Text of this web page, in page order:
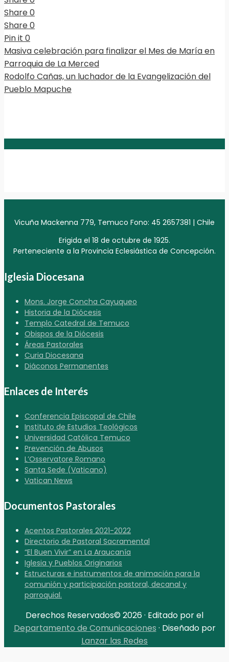
Share0
Share0
Pin it 0
Masiva celebración para finalizar el Mes de María en
Parroquia de La Merced
Rodolfo Cañas, un luchador de la Evangelización del
Pueblo Mapuche
Vicuña Mackenna 779, Temuco Fono: 45 2657381 | Chile
Erigida el 18 de octubre de 1925.
Perteneciente a la Provincia Eclesiástica de Concepción.
Iglesia Diocesana
Mons. Jorge Concha Cayuqueo
Historia de la Diócesis
Templo Catedral de Temuco
Obispos de la Diócesis
Áreas Pastorales
Curia Diocesana
Diáconos Permanentes
Enlaces de Interés
Conferencia Episcopal de Chile
Instituto de Estudios Teológicos
Universidad Católica Temuco
Prevención de Abusos
L’Osservatore Romano
Santa Sede (Vaticano)
Vatican News
Documentos Pastorales
Acentos Pastorales 2021-2022
Directorio de Pastoral Sacramental
“El Buen Vivir” en La Araucanía
Iglesia y Pueblos Originarios
Estructuras e instrumentos de animación para la
comunión y participación pastoral, decanal y
parroquial.
Derechos Reservados© 2026 · Editado por el
Departamento de Comunicaciones · Diseñado por
Lanzar las Redes